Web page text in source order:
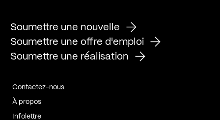
Soumettre une nouvelle
Soumettre une offre d'emploi
Soumettre une réalisation
Contactez-nous
À propos
Infolettre